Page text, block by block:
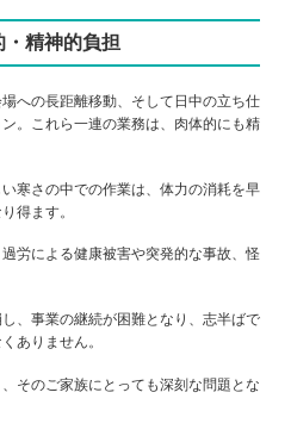
精神的負担
への長距離移動、そして日中の立ち仕
。これら一連の業務は、肉体的にも精
寒さの中での作業は、体力の消耗を早
得ます。
労による健康被害や突発的な事故、怪
、事業の継続が困難となり、志半ばで
ありません。
そのご家族にとっても深刻な問題とな